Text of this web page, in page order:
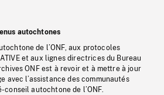
autochtones
de l’ONF, aux protocoles
et aux lignes directrices du Bureau
ONF est à revoir et à mettre à jour
avec l’assistance des communautés
autochtone de l’ONF.